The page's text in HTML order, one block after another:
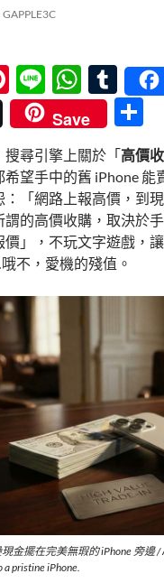
GAPPLE3C
Pi
nt
er
es
t
Li
n
e
W
h
at
s
A
p
p
T
u
m
bl
r
Save
搜尋引擎上關於「高價
望手中的舊 iPhone 能
：「網路上報高價，到
謂的高價收購，取決於
價」，不玩文字遊戲，
不，愛機的殘值。
金擺在完美無瑕的 iPhone 旁邊 /
pristine iPhone.